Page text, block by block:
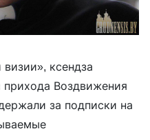
ксендза
прихода Воздвижения
за подписки на